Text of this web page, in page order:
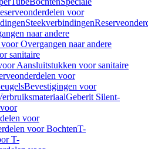
voor
Steekverbindingen
naar andere
Overgangen naar andere
sanitaire
Aansluitstukken voor sanitaire
voor
Bevestigingen voor
Geberit Silent-
voor
voor BochtenT-
T-